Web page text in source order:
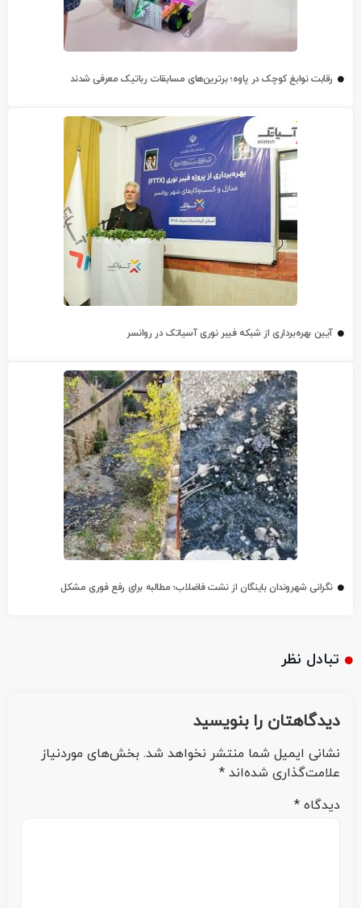
رقابت نوابغ کوچک در پاوه؛ برترین‌های مسابقات رباتیک معرفی شدند
آیین بهره‌برداری از شبکه فیبر نوری آسیاتک در روانسر
نگرانی شهروندان باینگان از نشت فاضلاب؛ مطالبه برای رفع فوری مشکل
تبادل نظر
دیدگاهتان را بنویسید
نشانی ایمیل شما منتشر نخواهد شد. بخش‌های موردنیاز
علامت‌گذاری شده‌اند *
دیدگاه *